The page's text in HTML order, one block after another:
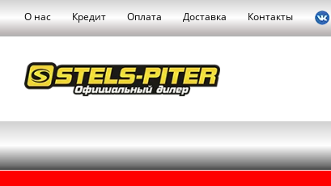
О нас Кредит Оплата Доставка Контакты